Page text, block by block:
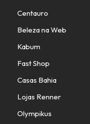
Centauro
Beleza na Web
Kabum
Fast Shop
Casas Bahia
Lojas Renner
Olympikus